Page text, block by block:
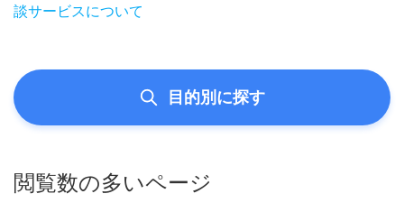
談サービスについて
目的別に探す
閲覧数の多いページ